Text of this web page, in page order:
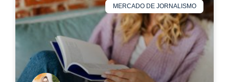
MERCADO DE JORNALISMO